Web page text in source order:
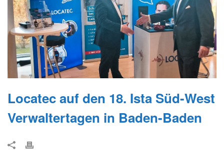
Locatec auf den 18. Ista Süd-West
Verwaltertagen in Baden-Baden